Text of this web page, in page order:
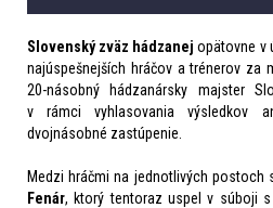
Slovenský zväz hádzanejopätovne v
najúspešnejších hráčov a trénerov za
20-násobný hádzanársky majster
v rámci vyhlasovania výsledkov
dvojnásobné zastúpenie.
Medzi hráčmi na jednotlivých postoch
Fenár, ktorý tentoraz uspel v súboji